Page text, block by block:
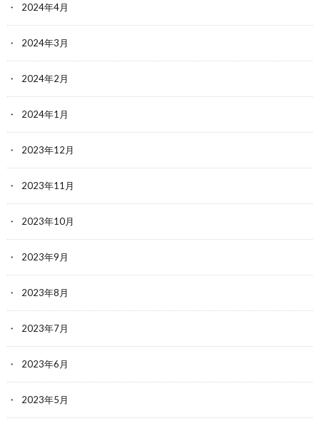
2024年4月
2024年3月
2024年2月
2024年1月
2023年12月
2023年11月
2023年10月
2023年9月
2023年8月
2023年7月
2023年6月
2023年5月